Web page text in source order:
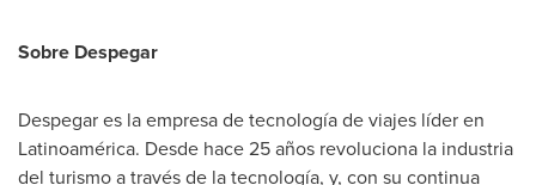
Sobre Despegar
Despegar es la empresa de tecnología de viajes líder en
Latinoamérica. Desde hace 25 años revoluciona la industria
del turismo a través de la tecnología, y, con su continua